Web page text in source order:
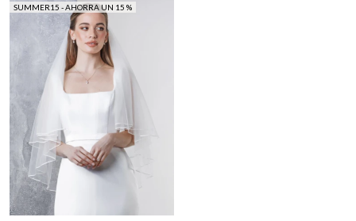
SUMMER15 - AHORRA UN 15 %